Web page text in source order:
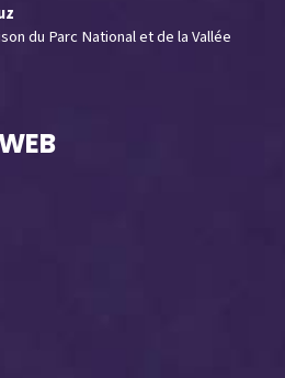
du Parc National et de la Vallée